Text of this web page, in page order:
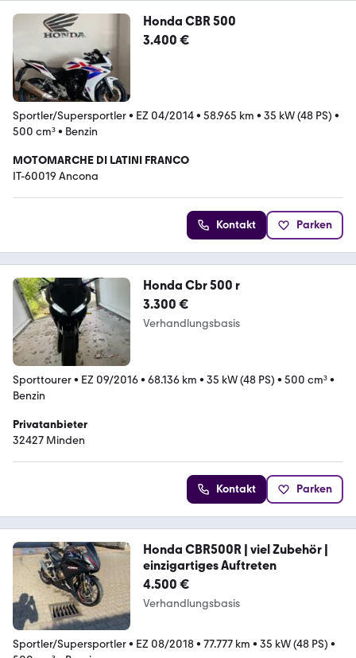
Honda CBR 500
3.400 €
Sportler/Supersportler• EZ 04/2014• 58.965 km • 35 kW (48 PS) •
500 cm³• Benzin
MOTOMARCHE DI LATINI FRANCO
IT-60019 Ancona
Kontakt Parken
Honda Cbr 500 r
3.300 €
Verhandlungsbasis
Sporttourer• EZ 09/2016• 68.136 km • 35 kW (48 PS) • 500 cm³•
Benzin
Privatanbieter
32427 Minden
Kontakt Parken
Honda CBR500R | viel Zubehör |
einzigartiges Auftreten
4.500 €
Verhandlungsbasis
Sportler/Supersportler• EZ 08/2018• 77.777 km • 35 kW (48 PS) •